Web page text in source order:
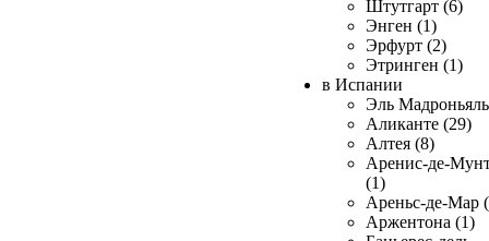
Штутгарт (6)
Энген (1)
Эрфурт (2)
Этринген (1)
в Испании
Эль
Аликанте (29)
Алтея (8)
Аренис-де-
(1)
Ареньс-де-Мар
Аржентона (1)